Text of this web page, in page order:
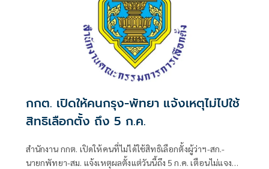
กกต. เปิดให้คนกรุง-พัทยา แจ้งเหตุไม่ไปใช้
สิทธิเลือกตั้ง ถึง 5 ก.ค.
สำนักงาน กกต. เปิดให้คนที่ไม่ได้ใช้สิทธิเลือกตั้งผู้ว่าฯ-สก.-
นายกพัทยา-สม. แจ้งเหตุผลตั้งแต่วันนี้ถึง 5 ก.ค. เตือนไม่แจง